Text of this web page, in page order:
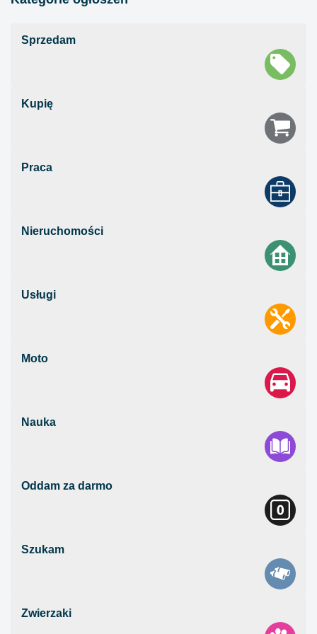
Sprzedam
Kupię
Praca
Nieruchomości
Usługi
Moto
Nauka
Oddam za darmo
Szukam
Zwierzaki